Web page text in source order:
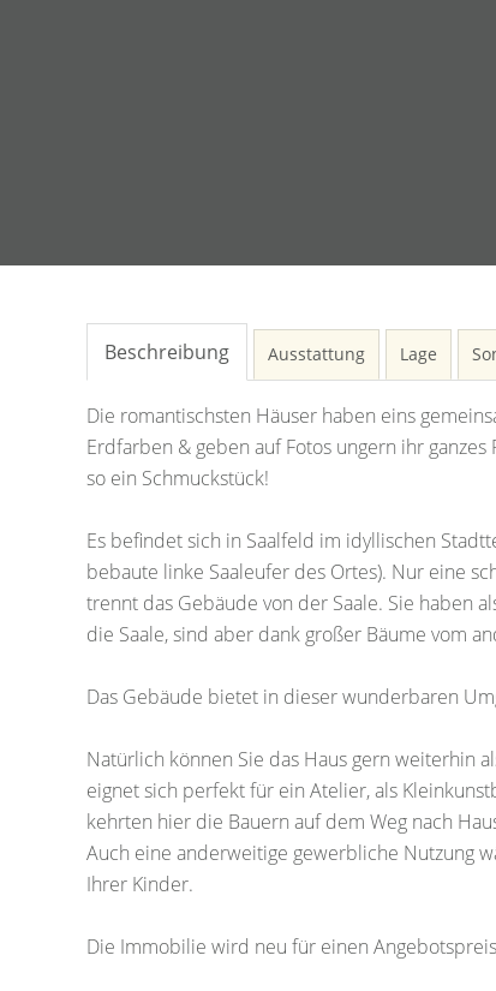
Beschreibung Ausstattung Lage
Die romantischsten Häuser haben eins
Erdfarben & geben auf Fotos ungern ihr
so ein Schmuckstück!
Es befindet sich in Saalfeld im idyllischen
bebaute linke Saaleufer des Ortes). Nur eine
trennt das Gebäude von der Saale. Sie haben
die Saale, sind aber dank großer Bäume vom
Das Gebäude bietet in dieser wunderbaren
Natürlich können Sie das Haus gern weiterhin
eignet sich perfekt für ein Atelier, als
kehrten hier die Bauern auf dem Weg nach
Auch eine anderweitige gewerbliche Nutzung
Ihrer Kinder.
Die Immobilie wird neu für einen